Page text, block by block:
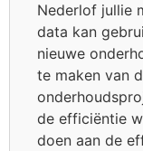
Nederlof jullie
data kan
nieuwe
te maken van
de efficiëntie
doen aan de